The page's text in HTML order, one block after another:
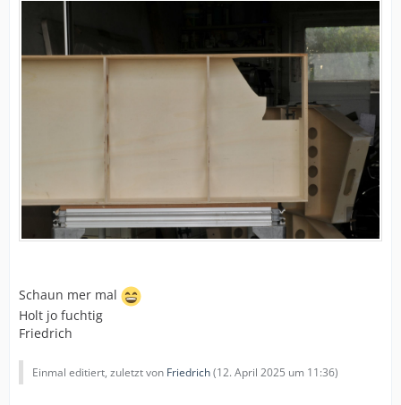
Schaun mer mal
Holt jo fuchtig
Friedrich
Einmal editiert, zuletzt von Friedrich(12. April 2025 um 11:36)